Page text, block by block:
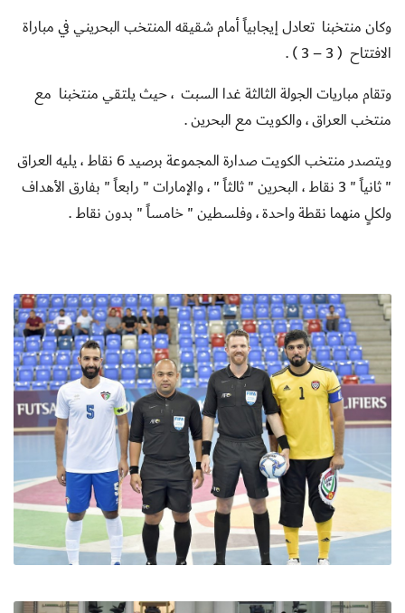
وكان منتخبنا تعادل إيجابياً أمام شقيقه المنتخب البحريني في مباراة
الافتتاح ( 3 – 3 ) .
وتقام مباريات الجولة الثالثة غدا السبت ، حيث يلتقي منتخبنا مع
منتخب العراق ، والكويت مع البحرين .
ويتصدر منتخب الكويت صدارة المجموعة برصيد 6 نقاط ، يليه العراق
" ثانياً " 3 نقاط ، البحرين " ثالثاً " ، والإمارات " رابعاً " بفارق الأهداف
ولكلٍ منهما نقطة واحدة ، وفلسطين " خامساً " بدون نقاط .